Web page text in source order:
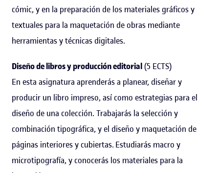
cómic, y en la preparación de los materiales gráficos y
textuales para la maquetación de obras mediante
herramientas y técnicas digitales.
Diseño de libros y producción editorial(5 ECTS)
En esta asignatura aprenderás a planear, diseñar y
producir un libro impreso, así como estrategias para el
diseño de una colección. Trabajarás la selección y
combinación tipográfica, y el diseño y maquetación de
páginas interiores y cubiertas. Estudiarás macro y
microtipografía, y conocerás los materiales para la